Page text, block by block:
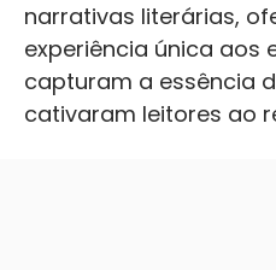
narrativas literárias,
experiência única aos
capturam a essência
cativaram leitores ao